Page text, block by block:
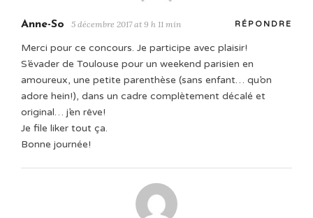
Anne-So 5 décembre 2017 at 9 h 11 min RÉPONDRE
Merci pour ce concours. Je participe avec plaisir!
S’évader de Toulouse pour un weekend parisien en
amoureux, une petite parenthèse (sans enfant… qu’on
adore hein!), dans un cadre complètement décalé et
original… j’en rêve!
Je file liker tout ça.
Bonne journée!